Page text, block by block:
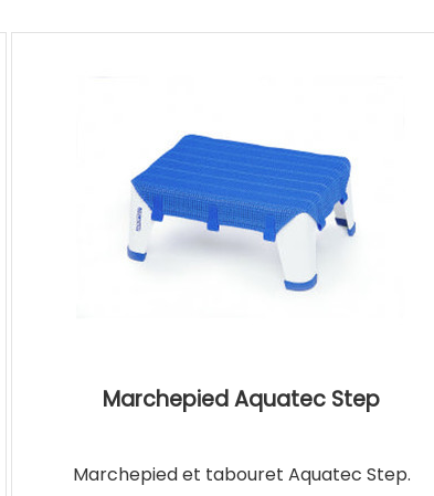
Marchepied Aquatec Step
Marchepied et tabouret Aquatec Step.